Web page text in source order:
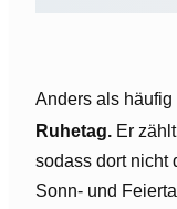
Anders als häufig
Ruhetag. Er
sodass dort nicht
Sonn- und